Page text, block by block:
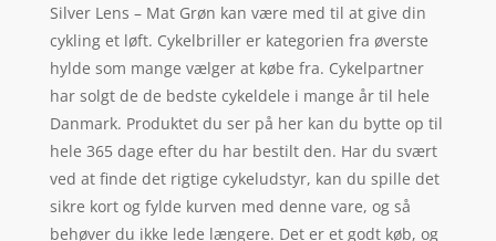
Silver Lens – Mat Grøn kan være med til at give din
cykling et løft. Cykelbriller er kategorien fra øverste
hylde som mange vælger at købe fra. Cykelpartner
har solgt de de bedste cykeldele i mange år til hele
Danmark. Produktet du ser på her kan du bytte op til
hele 365 dage efter du har bestilt den. Har du svært
ved at finde det rigtige cykeludstyr, kan du spille det
sikre kort og fylde kurven med denne vare, og så
behøver du ikke lede længere. Det er et godt køb, og